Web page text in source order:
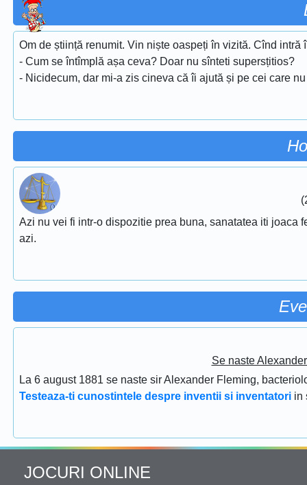
Om de știință renumit. Vin niște oaspeți în vizită. Cînd
- Cum se întîmplă așa ceva? Doar nu sînteti supersțitios?
- Nicidecum, dar mi-a zis cineva că îi ajută și pe cei care
Azi nu vei fi intr-o dispozitie prea buna, sanatatea iti joaca
azi.
Se naste
La 6 august 1881 se naste sir Alexander Fleming,
Testeaza-ti cunostintele despre inventii si inventatori in
JOCURI ONLINE